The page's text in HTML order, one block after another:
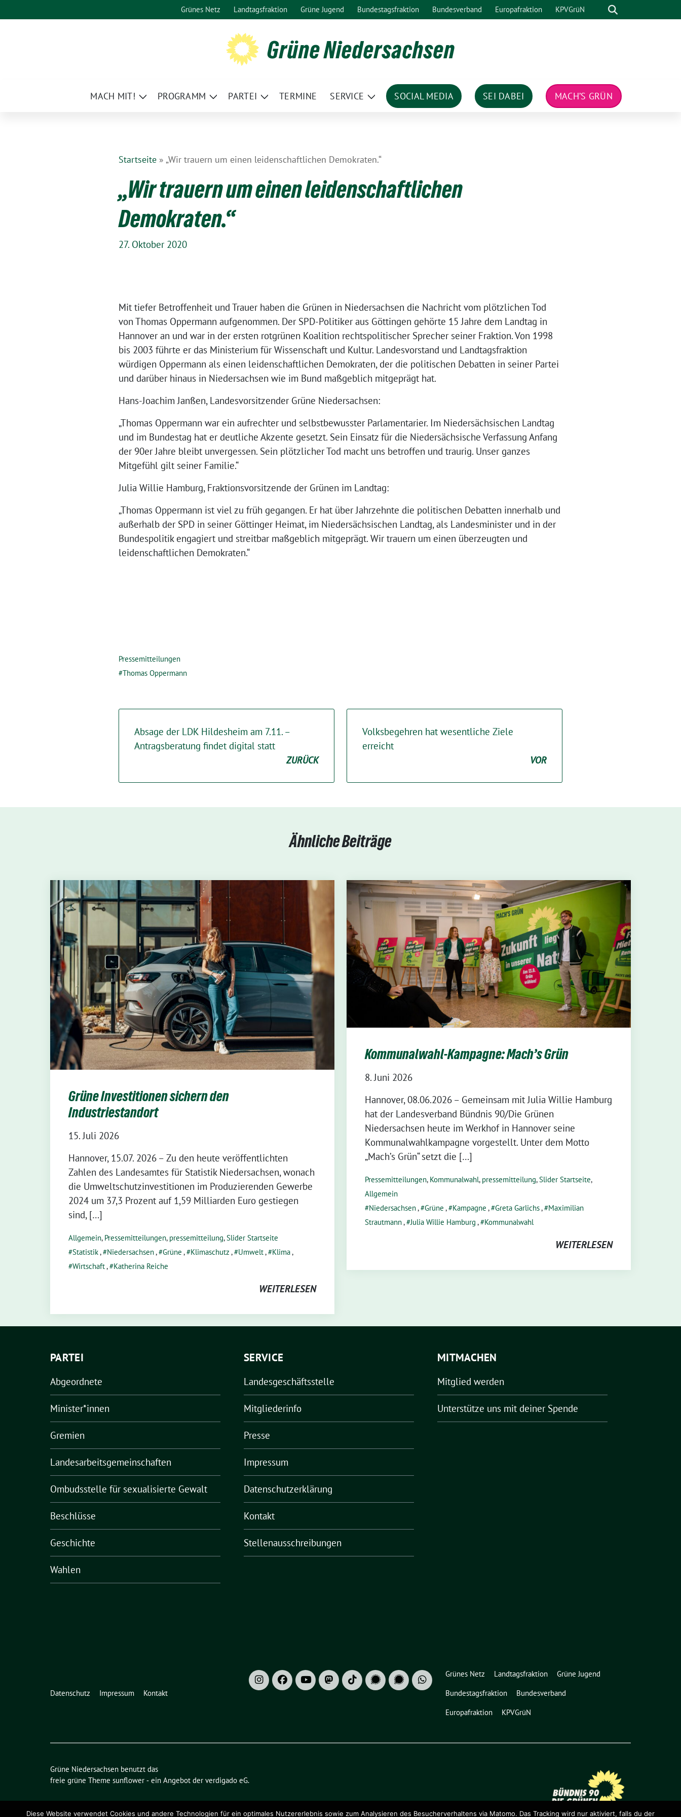
zum
Grünes Netz Landtagsfraktion Grüne Jugend Bundestagsfraktion Bundesverband Europafraktion KPVGrüN Suche
Grüne Niedersachsen
MACH MIT!
Zeige
PROGRAMM
Zeige
PARTEI
Zeige
TERMINE SERVICE
Zeige
SOCIAL MEDIA SEI DABEI MACH’S GRÜN
Startseite » „Wir trauern um einen leidenschaftlichen Demokraten.“
„Wir trauern um einen leidenschaftlichen
Demokraten.“
27. Oktober 2020
Mit tiefer Betroffenheit und Trauer haben die Grünen in Niedersachsen die Nachricht vom plötzlichen Tod
von Thomas Oppermann aufgenommen. Der SPD-Politiker aus Göttingen gehörte 15 Jahre dem Landtag in
Hannover an und war in der ersten rotgrünen Koalition rechtspolitischer Sprecher seiner Fraktion. Von 1998
bis 2003 führte er das Ministerium für Wissenschaft und Kultur. Landesvorstand und Landtagsfraktion
würdigen Oppermann als einen leidenschaftlichen Demokraten, der die politischen Debatten in seiner Partei
und darüber hinaus in Niedersachsen wie im Bund maßgeblich mitgeprägt hat.
Hans-Joachim Janßen, Landesvorsitzender Grüne Niedersachsen:
„Thomas Oppermann war ein aufrechter und selbstbewusster Parlamentarier. Im Niedersächsischen Landtag
und im Bundestag hat er deutliche Akzente gesetzt. Sein Einsatz für die Niedersächsische Verfassung Anfang
der 90er Jahre bleibt unvergessen. Sein plötzlicher Tod macht uns betroffen und traurig. Unser ganzes
Mitgefühl gilt seiner Familie.“
Julia Willie Hamburg, Fraktionsvorsitzende der Grünen im Landtag:
„Thomas Oppermann ist viel zu früh gegangen. Er hat über Jahrzehnte die politischen Debatten innerhalb und
außerhalb der SPD in seiner Göttinger Heimat, im Niedersächsischen Landtag, als Landesminister und in der
Bundespolitik engagiert und streitbar maßgeblich mitgeprägt. Wir trauern um einen überzeugten und
leidenschaftlichen Demokraten.“
Pressemitteilungen
Thomas Oppermann
Absage der LDK Hildesheim am 7.11. –
Antragsberatung findet digital statt
ZURÜCK
Volksbegehren hat wesentliche Ziele
erreicht
VOR
Ähnliche Beiträge
Grüne Investitionen sichern den
Industriestandort
15. Juli 2026
Hannover, 15.07. 2026 – Zu den heute veröffentlichten
Zahlen des Landesamtes für Statistik Niedersachsen, wonach
die Umweltschutzinvestitionen im Produzierenden Gewerbe
2024 um 37,3 Prozent auf 1,59 Milliarden Euro gestiegen
sind, […]
Allgemein, Pressemitteilungen, pressemitteilung,Slider Startseite
Statistik, Niedersachsen, Grüne , Klimaschutz , Umwelt, Klima,
Wirtschaft, Katherina Reiche
WEITERLESEN
Kommunalwahl-Kampagne: Mach’s Grün
8. Juni 2026
Hannover, 08.06.2026 – Gemeinsam mit Julia Willie Hamburg
hat der Landesverband Bündnis 90/Die Grünen
Niedersachsen heute im Werkhof in Hannover seine
Kommunalwahlkampagne vorgestellt. Unter dem Motto
„Mach’s Grün“ setzt die […]
Pressemitteilungen, Kommunalwahl, pressemitteilung,Slider Startseite,
Allgemein
Niedersachsen, Grüne , Kampagne , Greta Garlichs,
Maximilian
Strautmann, Julia Willie Hamburg , Kommunalwahl
WEITERLESEN
PARTEI
Abgeordnete
Minister*innen
Gremien
Landesarbeitsgemeinschaften
Ombudsstelle für sexualisierte Gewalt
Beschlüsse
Geschichte
Wahlen
SERVICE
Landesgeschäftsstelle
Mitgliederinfo
Presse
Impressum
Datenschutzerklärung
Kontakt
Stellenausschreibungen
MITMACHEN
Mitglied werden
Unterstütze uns mit deiner Spende
Datenschutz Impressum Kontakt
Grünes Netz Landtagsfraktion
Grüne Jugend
Bundestagsfraktion
Bundesverband
Europafraktion
KPVGrüN
Grüne Niedersachsen benutzt das
freie grüne Theme sunflower ‐ ein Angebot der verdigado eG.
Diese Website verwendet Cookies und andere Technologien für ein optimales Nutzererlebnis sowie zum Analysieren des Besucherverhaltens via Matomo. Das Tracking wird nur aktiviert, falls du der